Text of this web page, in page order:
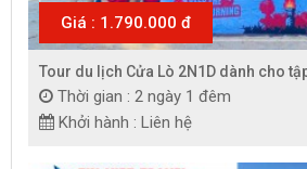
Giá : 1.790.000 đ
Tour du lịch Cửa Lò 2N1D dành cho
Thời gian : 2 ngày 1 đêm
Khởi hành : Liên hệ